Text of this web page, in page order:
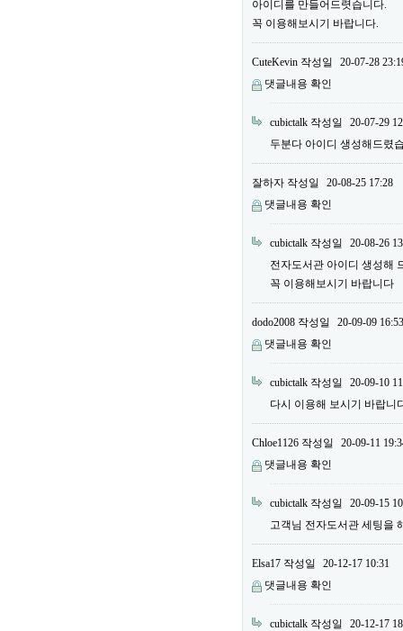
아이디를 만들어드렷습니다.
꼭 이용해보시기 바랍니다.
CuteKevin 작성일
20-07-28
댓글내용 확인
cubictalk 작성일
20-07-29
두분다 아이디 생성해드렸
잘하자 작성일
20-08-25 17:28
댓글내용 확인
cubictalk 작성일
20-08-26
전자도서관 아이디 생성해
꼭 이용해보시기 바랍니다
dodo2008 작성일
20-09-09 16:53
댓글내용 확인
cubictalk 작성일
20-09-10
다시 이용해 보시기 바랍니
Chloe1126 작성일
20-09-11
댓글내용 확인
cubictalk 작성일
20-09-15
고객님 전자도서관 세팅을
Elsa17 작성일
20-12-17 10:31
댓글내용 확인
cubictalk 작성일
20-12-17